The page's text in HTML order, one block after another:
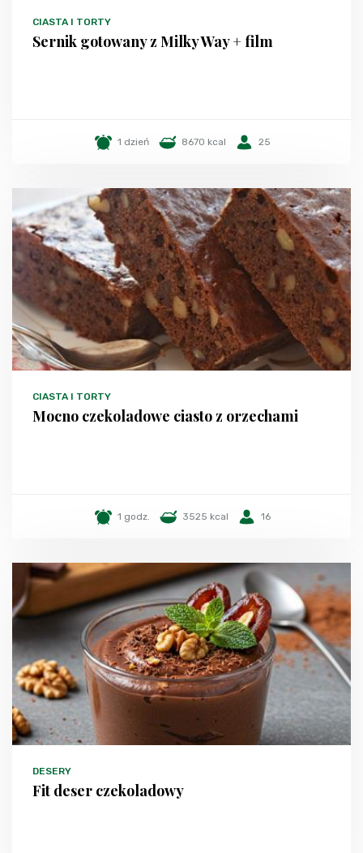
CIASTA I TORTY
Sernik gotowany z Milky Way + film
1 dzień 8670 kcal 25
CIASTA I TORTY
Mocno czekoladowe ciasto z orzechami
1 godz. 3525 kcal 16
DESERY
Fit deser czekoladowy